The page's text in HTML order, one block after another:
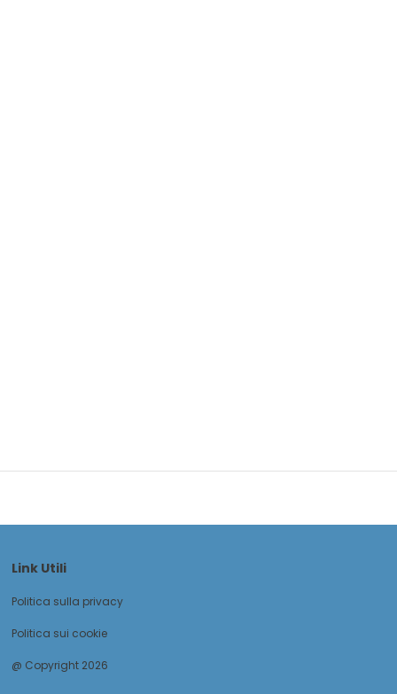
Link Utili
Politica sulla privacy
Politica sui cookie
@ Copyright 2026